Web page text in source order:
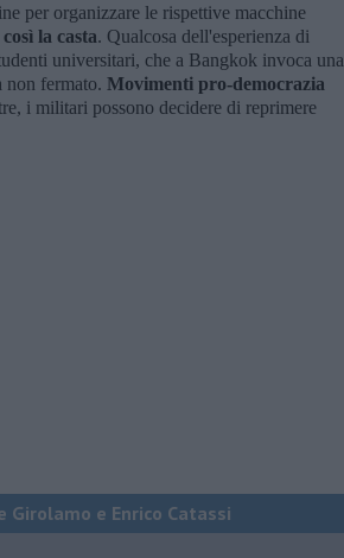
per organizzare le rispettive macchine
la casta. Qualcosa dell'esperienza di
universitari, che a Bangkok invoca una
non fermato. Movimenti pro-democrazia
i militari possono decidere di reprimere
Girolamo e Enrico Catassi